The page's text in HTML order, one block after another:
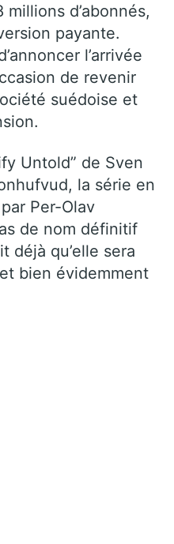
d’abonnés,
payante.
l’arrivée
de revenir
suédoise et
Untold” de Sven
la série en
Per-Olav
de nom définitif
déjà qu’elle sera
bien évidemment